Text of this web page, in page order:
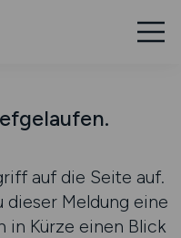
auf die Seite auf.
dieser Meldung eine
in Kürze einen Blick